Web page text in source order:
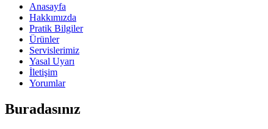
Anasayfa
Hakkımızda
Pratik Bilgiler
Ürünler
Servislerimiz
Yasal Uyarı
İletişim
Yorumlar
Buradasınız